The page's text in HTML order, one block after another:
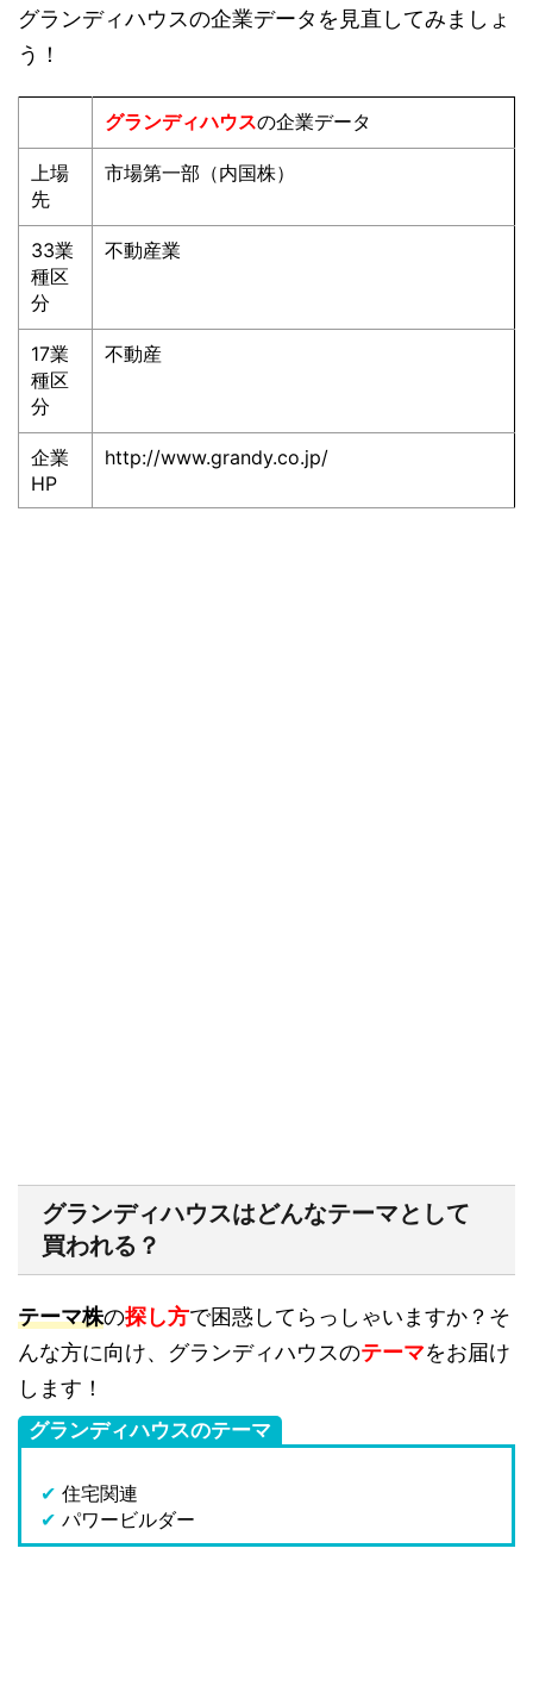
グランディハウスの企業データを見直してみましょ
う！
グランディハウスの企業データ
上場
先
市場第一部（内国株）
33業
種区
分
不動産業
17業
種区
分
不動産
企業
HP
http://www.grandy.co.jp/
グランディハウスはどんなテーマとして
買われる？
テーマ株の探し方で困惑してらっしゃいますか？そ
んな方に向け、グランディハウスのテーマをお届け
します！
グランディハウスのテーマ
✔ 住宅関連
✔ パワービルダー